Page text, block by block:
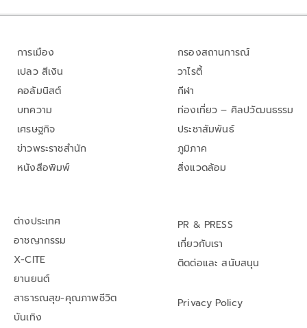
การเมือง
เปลว สีเงิน
คอลัมนิสต์
บทความ
เศรษฐกิจ
ข่าวพระราชสำนัก
หนังสือพิมพ์
กรองสถานการณ์
วาไรตี้
กีฬา
ท่องเที่ยว – ศิลปวัฒนธรรม
ประชาสัมพันธ์
ภูมิภาค
สิ่งแวดล้อม
ต่างประเทศ
อาชญากรรม
X-CITE
ยานยนต์
สาธารณสุข-คุณภาพชีวิต
บันเทิง
PR & PRESS
เกี่ยวกับเรา
ติดต่อและ สนับสนุน
Privacy Policy